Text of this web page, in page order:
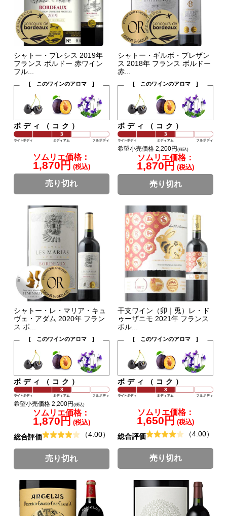
シャトー・プレシス 2019年
フランス ボルドー 赤ワイン
フル...
[ このワインのアロマ ]
ボディ（コク）
ソムリエ価格：
1,870円 (税込)
売り切れ
シャトー・ギルボ・プレザン
ス 2018年 フランス ボルドー
赤...
[ このワインのアロマ ]
ボディ（コク）
希望小売価格 2,200円(税込)
ソムリエ価格：
1,870円 (税込)
売り切れ
シャトー・レ・マリア・キュ
ヴェ・アダム 2020年 フラン
ス ボ...
[ このワインのアロマ ]
ボディ（コク）
希望小売価格 2,200円 (税込)
ソムリエ価格：
1,870円 (税込)
総合評価 （4.00）
売り切れ
干支ワイン（卯｜兎）レ・ド
ゥーザニモ 2021年 フランス
ボル...
[ このワインのアロマ ]
ボディ（コク）
ソムリエ価格：
1,650円 (税込)
総合評価 （4.00）
売り切れ